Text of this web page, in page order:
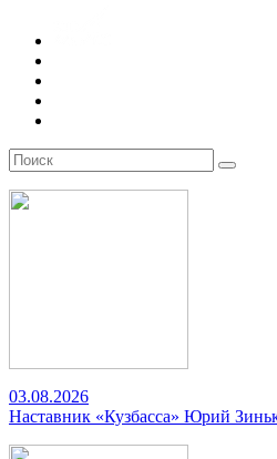
03.08.2026
Наставник «Кузбасса» Юрий